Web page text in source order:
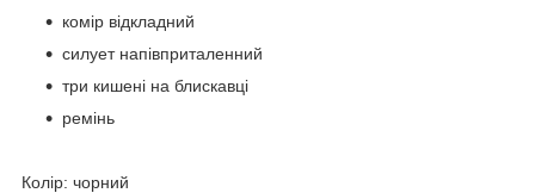
комір відкладний
силует напівприталенний
три кишені на блискавці
ремінь
Колір: чорний